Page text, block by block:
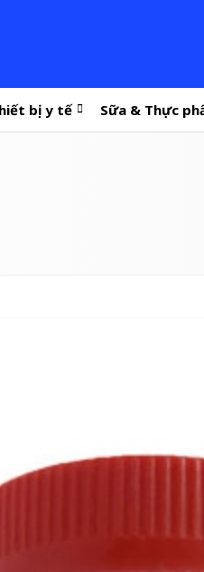
bị y tế Sữa & Thực